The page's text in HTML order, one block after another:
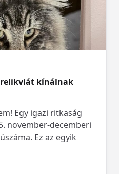
relikviát kínálnak
Egy igazi ritkaság
november-decemberi
Ez az egyik